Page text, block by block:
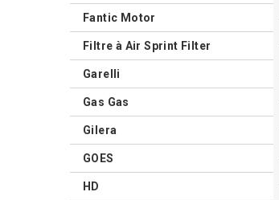
Fantic Motor
Filtre à Air Sprint Filter
Garelli
Gas Gas
Gilera
GOES
HD